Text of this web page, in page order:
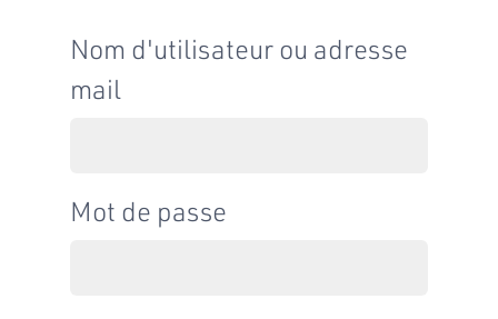
Nom d'utilisateur ou adresse
mail
Mot de passe